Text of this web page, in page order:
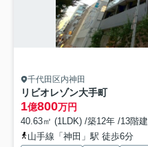
千代田区内神田
リビオレゾン大手町
1億800万円
40.63㎡ (1LDK) /築12年 /13階建
山手線「神田」駅 徒歩6分